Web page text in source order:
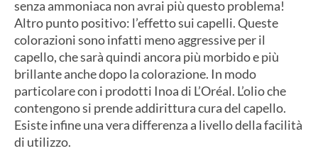
senza ammoniaca non avrai più questo problema!
Altro punto positivo: l’effetto sui capelli. Queste
colorazioni sono infatti meno aggressive per il
capello, che sarà quindi ancora più morbido e più
brillante anche dopo la colorazione. In modo
particolare con i prodotti Inoa di L’Oréal. L’olio che
contengono si prende addirittura cura del capello.
Esiste infine una vera differenza a livello della facilità
di utilizzo.